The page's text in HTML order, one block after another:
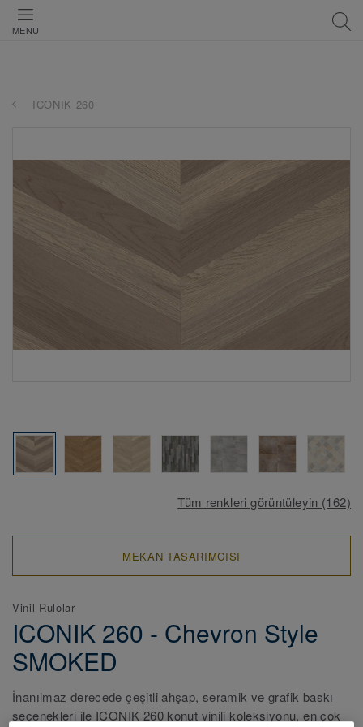
MENU
ICONIK 260
Tüm renkleri görüntüleyin (162)
MEKAN TASARIMCISI
Vinil Rulolar
ICONIK 260 - Chevron Style
SMOKED
İnanılmaz derecede çeşitli ahşap, seramik ve grafik baskı
seçenekleri ile ICONIK 260 konut vinili koleksiyonu, en çok